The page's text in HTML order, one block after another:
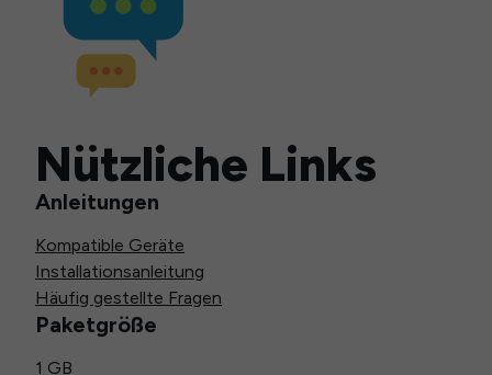
Nützliche Links
Anleitungen
Kompatible Geräte
Installationsanleitung
Häufig gestellte Fragen
Paketgröße
1 GB